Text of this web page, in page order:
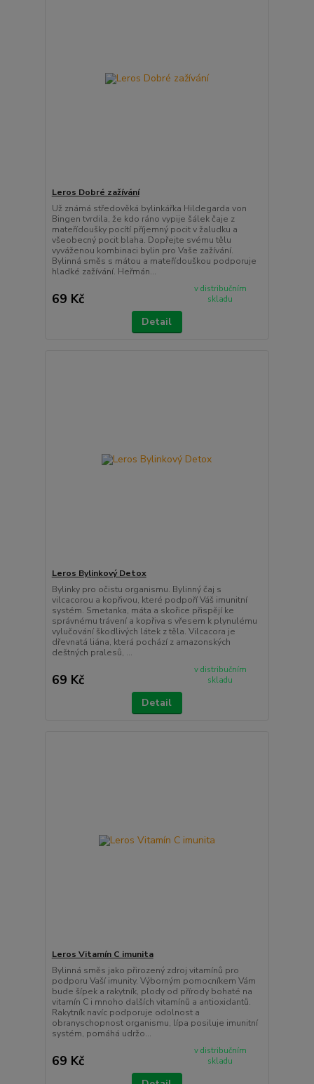
Leros Dobré zažívání
Už známá středověká bylinkářka Hildegarda von
Bingen tvrdila, že kdo ráno vypije šálek čaje z
mateřídoušky pocítí příjemný pocit v žaludku a
všeobecný pocit blaha. Dopřejte svému tělu
vyváženou kombinaci bylin pro Vaše zažívání.
Bylinná směs s mátou a mateřídouškou podporuje
hladké zažívání. Heřmán...
69 Kč
v distribučním
skladu
Detail
Leros Bylinkový Detox
Bylinky pro očistu organismu. Bylinný čaj s
vilcacorou a kopřivou, které podpoří Váš imunitní
systém. Smetanka, máta a skořice přispějí ke
správnému trávení a kopřiva s vřesem k plynulému
vylučování škodlivých látek z těla. Vilcacora je
dřevnatá liána, která pochází z amazonských
deštných pralesů, ...
69 Kč
v distribučním
skladu
Detail
Leros Vitamín C imunita
Bylinná směs jako přirozený zdroj vitamínů pro
podporu Vaší imunity. Výborným pomocníkem Vám
bude šípek a rakytník, plody od přírody bohaté na
vitamín C i mnoho dalších vitamínů a antioxidantů.
Rakytník navíc podporuje odolnost a
obranyschopnost organismu, lípa posiluje imunitní
systém, pomáhá udržo...
69 Kč
v distribučním
skladu